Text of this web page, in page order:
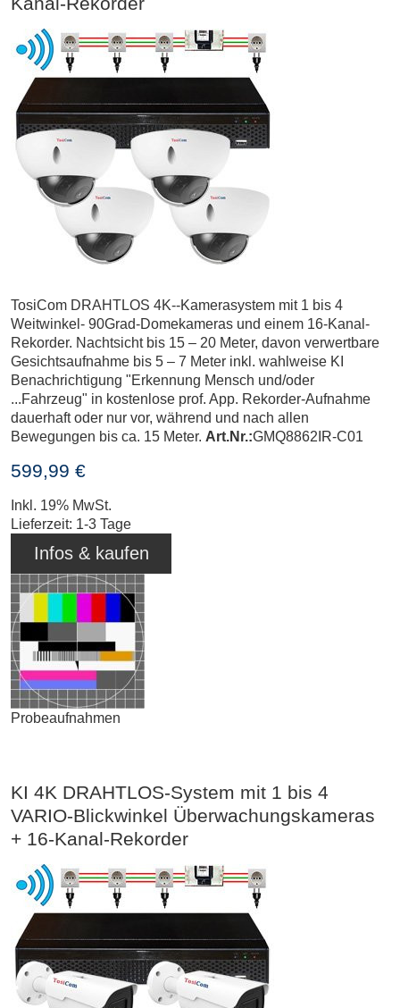
TosiCom DRAHTLOS 4K--Kamerasystem mit 1 bis 4
Weitwinkel- 90Grad-Domekameras und einem 16-Kanal-
Rekorder. Nachtsicht bis 15 – 20 Meter, davon verwertbare
Gesichtsaufnahme bis 5 – 7 Meter inkl. wahlweise KI
Benachrichtigung "Erkennung Mensch und/oder
...Fahrzeug" in kostenlose prof. App. Rekorder-Aufnahme
dauerhaft oder nur vor, während und nach allen
Bewegungen bis ca. 15 Meter. Art.Nr.:GMQ8862IR-C01
599,99 €
Inkl. 19% MwSt.
Lieferzeit: 1-3 Tage
Infos & kaufen
Probeaufnahmen
KI 4K DRAHTLOS-System mit 1 bis 4
VARIO-Blickwinkel Überwachungskameras
+ 16-Kanal-Rekorder